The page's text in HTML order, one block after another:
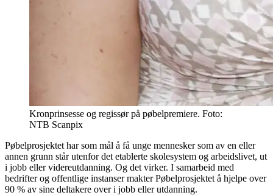
Kronprinsesse og regissør på pøbelpremiere. Foto:
NTB Scanpix
Pøbelprosjektet har som mål å få unge mennesker som av en eller
annen grunn står utenfor det etablerte skolesystem og arbeidslivet, ut
i jobb eller videreutdanning. Og det virker. I samarbeid med
bedrifter og offentlige instanser makter Pøbelprosjektet å hjelpe over
90 % av sine deltakere over i jobb eller utdanning.